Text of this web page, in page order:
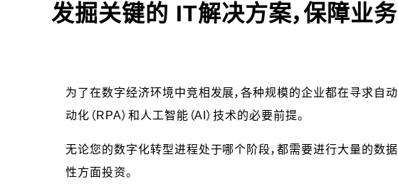
发掘关键的 IT解决方案，保障业
为了在数字经济环境中竞相发展，各种规模的企业都在寻求自
动化（RPA）和人工智能（AI）技术的必要前提。
无论您的数字化转型进程处于哪个阶段，都需要进行大量的数
性方面投资。